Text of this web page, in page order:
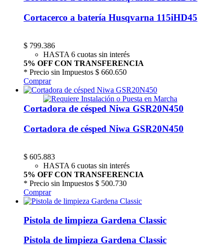
Cortacerco a batería Husqvarna 115iHD45
$ 799.386
HASTA 6 cuotas sin interés
5% OFF CON TRANSFERENCIA
* Precio sin Impuestos $ 660.650
Comprar
Cortadora de césped Niwa GSR20N450
Cortadora de césped Niwa GSR20N450
$ 605.883
HASTA 6 cuotas sin interés
5% OFF CON TRANSFERENCIA
* Precio sin Impuestos $ 500.730
Comprar
Pistola de limpieza Gardena Classic
Pistola de limpieza Gardena Classic